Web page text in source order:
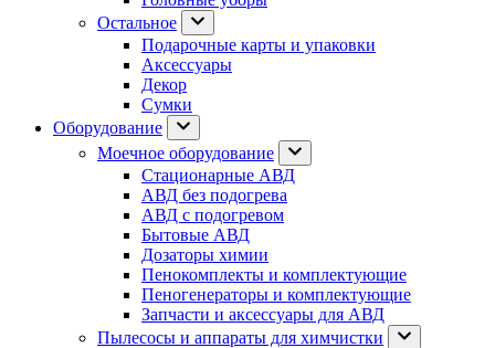
Остальное
Подарочные карты и упаковки
Аксессуары
Декор
Сумки
Оборудование
Моечное оборудование
Стационарные АВД
АВД без подогрева
АВД с подогревом
Бытовые АВД
Дозаторы химии
Пенокомплекты и комплектующие
Пеногенераторы и комплектующие
Запчасти и аксессуары для АВД
Пылесосы и аппараты для химчистки